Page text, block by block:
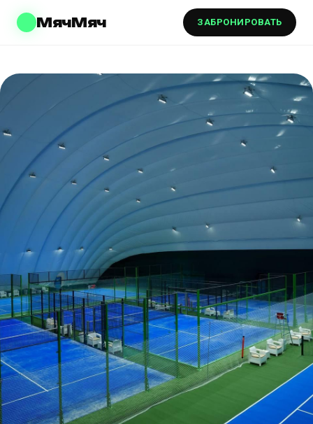
МячМяч ЗАБРОНИРОВАТЬ